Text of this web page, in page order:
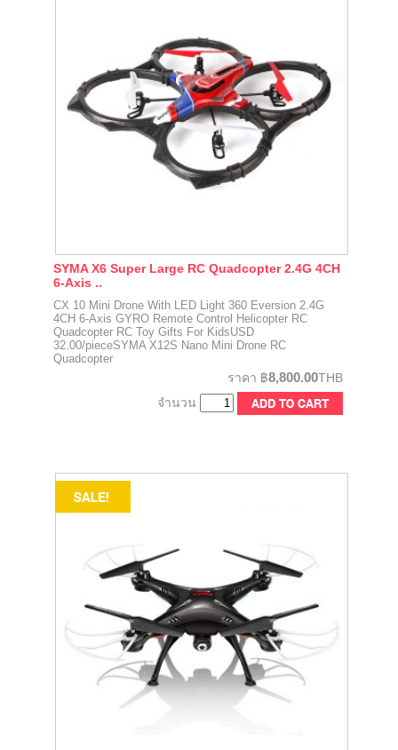
SYMA X6 Super Large RC Quadcopter 2.4G 4CH
6-Axis ..
CX 10 Mini Drone With LED Light 360 Eversion 2.4G
4CH 6-Axis GYRO Remote Control Helicopter RC
Quadcopter RC Toy Gifts For KidsUSD
32.00/pieceSYMA X12S Nano Mini Drone RC
Quadcopter
ราคา ฿8,800.00THB
จำนวน